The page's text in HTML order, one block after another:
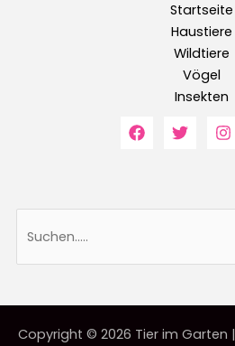
Startseite
Haustiere
Wildtiere
Vögel
Insekten
Copyright © 2026 Tier im Garten |